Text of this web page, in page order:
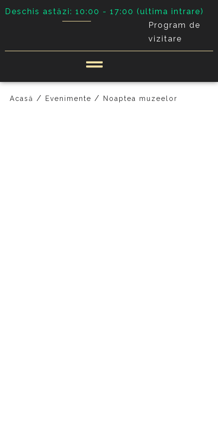
Deschis astăzi: 10:00 - 17:00 (ultima intrare)
Program de
vizitare
Acasă / Evenimente / Noaptea muzeelor